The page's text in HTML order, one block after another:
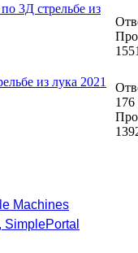
3Д стрельбе из
из лука 2021
176
Machines